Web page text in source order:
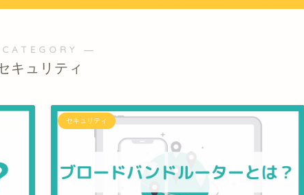
―
キュリティ
セキュリティ